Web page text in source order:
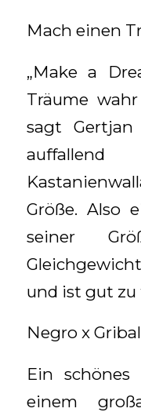
Mach einen
„Make a
Träume
sagt
Größe. Also
seiner
und ist gut zu
Negro x
Ein
einem